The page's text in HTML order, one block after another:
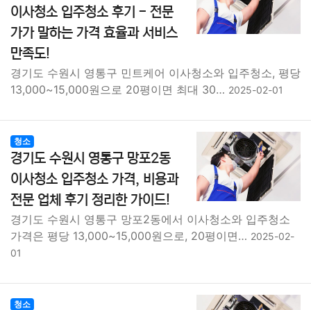
이사청소 입주청소 후기 - 전문
가가 말하는 가격 효율과 서비스
만족도!
경기도 수원시 영통구 민트케어 이사청소와 입주청소, 평당
13,000~15,000원으로 20평이면 최대 30… 2025-02-01
청소
경기도 수원시 영통구 망포2동
이사청소 입주청소 가격, 비용과
전문 업체 후기 정리한 가이드!
경기도 수원시 영통구 망포2동에서 이사청소와 입주청소
가격은 평당 13,000~15,000원으로, 20평이면… 2025-02-
01
청소